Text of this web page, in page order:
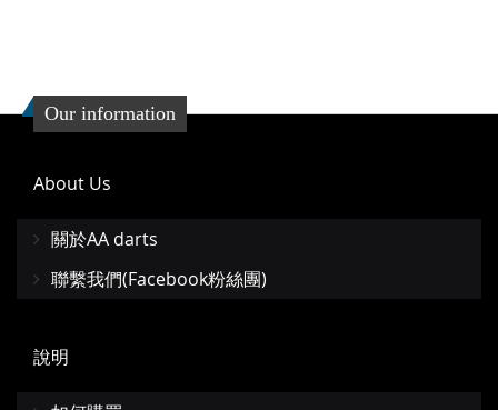
Our information
About Us
關於AA darts
聯繫我們(Facebook粉絲團)
說明